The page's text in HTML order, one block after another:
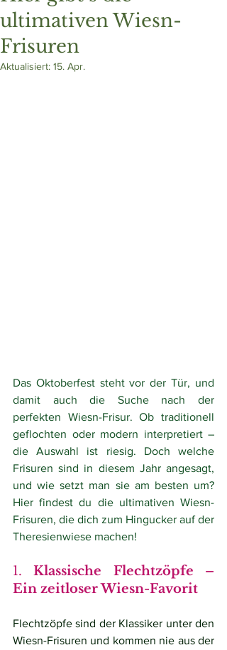
ultimativen Wiesn-
Frisuren
Aktualisiert: 15. Apr.
Das Oktoberfest steht vor der Tür, und
damit auch die Suche nach der
perfekten Wiesn-Frisur. Ob traditionell
geflochten oder modern interpretiert –
die Auswahl ist riesig. Doch welche
Frisuren sind in diesem Jahr angesagt,
und wie setzt man sie am besten um?
Hier findest du die ultimativen Wiesn-
Frisuren, die dich zum Hingucker auf der
Theresienwiese machen!
1. Klassische Flechtzöpfe –
Ein zeitloser Wiesn-Favorit
Flechtzöpfe sind der Klassiker unter den
Wiesn-Frisuren und kommen nie aus der